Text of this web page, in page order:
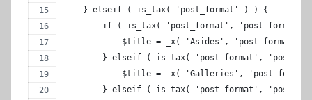
    } elseif ( is_tax( 'post_format' ) ) {
if ( is_tax( 'post_format', 'post-format-
$title = _x( 'Asides', 'post format
} elseif ( is_tax( 'post_format', 'post-
$title = _x( 'Galleries', 'post format
} elseif ( is_tax( 'post_format', 'post-